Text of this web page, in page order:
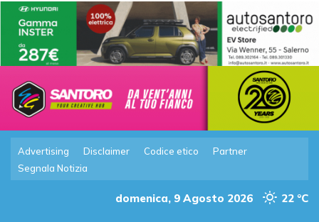
Advertising Disclaimer Codice etico
Partner
Segnala Notizia
domenica, 9 Agosto 2026 22 °C